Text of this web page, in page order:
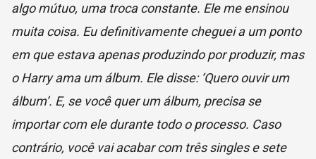
algo mútuo, uma troca constante. Ele me ensinou
muita coisa. Eu definitivamente cheguei a um ponto
em que estava apenas produzindo por produzir, mas
o Harry ama um álbum. Ele disse: ‘Quero ouvir um
álbum’. E, se você quer um álbum, precisa se
importar com ele durante todo o processo. Caso
contrário, você vai acabar com três singles e sete